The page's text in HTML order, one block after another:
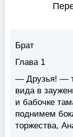
Брат
Глава 1
— Друзья! —
вида в
и бабочке
поднимем
торжества,